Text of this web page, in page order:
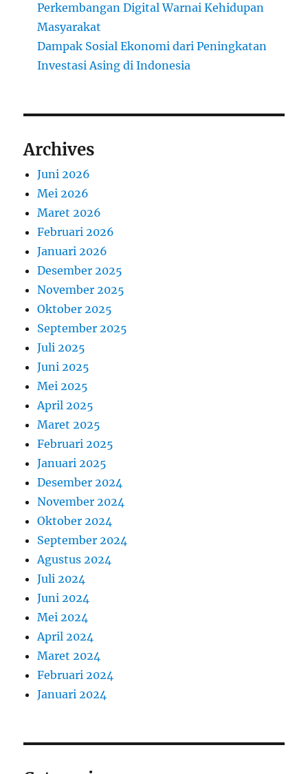
Perkembangan Digital Warnai Kehidupan
Masyarakat
Dampak Sosial Ekonomi dari Peningkatan
Investasi Asing di Indonesia
Archives
Juni 2026
Mei 2026
Maret 2026
Februari 2026
Januari 2026
Desember 2025
November 2025
Oktober 2025
September 2025
Juli 2025
Juni 2025
Mei 2025
April 2025
Maret 2025
Februari 2025
Januari 2025
Desember 2024
November 2024
Oktober 2024
September 2024
Agustus 2024
Juli 2024
Juni 2024
Mei 2024
April 2024
Maret 2024
Februari 2024
Januari 2024